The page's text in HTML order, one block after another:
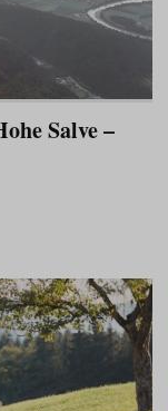
Salve –